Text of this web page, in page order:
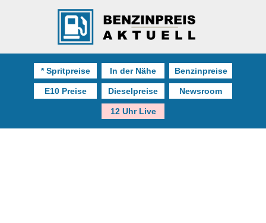
* Spritpreise In der Nähe Benzinpreise
E10 Preise Dieselpreise Newsroom
12 Uhr Live